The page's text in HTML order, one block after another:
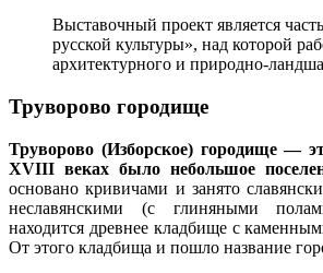
Выставочный проект является
русской культуры», над которой
архитектурного и природно-
Труворово городище
Труворово (Изборское) городище —
XVIII веках было небольшое
основано кривичами и занято
неславянскими (с глиняными
находится древнее кладбище с
От этого кладбища и пошло название